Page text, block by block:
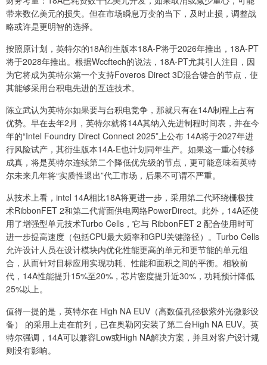
带来数亿美元的损失。但在市场瞬息万变的当下，及时止损，调整战
略或许是更明智的选择。
按照原计划，英特尔的18A衍生版本18A-P将于2026年推出，18A-PT
将于2028年推出。根据Wccftech的说法，18A-PT尤其引人注目，因
为它将成为英特尔第一个支持Foveros Direct 3D混合键合的节点，使
其能够采用台积电先进的互连技术。
陈立武认为英特尔如果要与台积电竞争，那就只有在14A制程上占有
优势。早在去年2月，英特尔就将14A其纳入先进制程时间表，并在今
年的“Intel Foundry Direct Connect 2025”上公布 14A将于2027年进
行风险试产，其衍生版本14A-E也计划同年生产。如果这一重心转移
成真，将是英特尔连续第二个降低优先级的节点，更可能意味着英特
尔未来几年将“实质性退出”代工市场，后果不可谓不严重。
从技术上看，intel 14A相比18A将更进一步，采用第二代环绕栅极技
术RibbonFET 2和第二代背面供电网络PowerDirect。此外，14A还使
用了增强型单元技术Turbo Cells，它与 RibbonFET 2 配合使用时可
进一步提高速度（包括CPU最大频率和GPU关键路径）。Turbo Cells
允许设计人员在设计模块内优化性能更高的单元和更节能的单元组
合，从而针对目标应用实现功耗、性能和面积之间的平衡。相较前
代，14A性能提升15%至20%，芯片密度提升近30%，功耗预计降低
25%以上。
值得一提的是，英特尔在 High NA EUV（高数值孔径极紫外光微影设
备） 的采用上走在前列，已在奥勒冈安装了第二台High NA EUV。英
特尔强调，14A可以兼容Low或High NA解决方案，并且对客户设计规
则没有影响。